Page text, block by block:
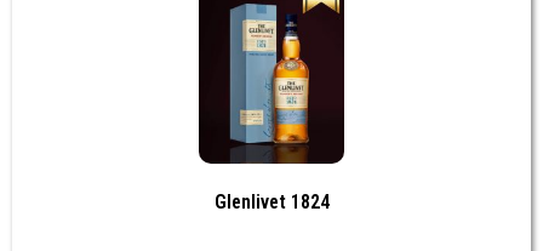
Glenlivet 1824